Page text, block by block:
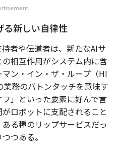
る新しい自律性
者や伝道者は、新たなAIサ
相互作用がシステム内に含
ン・イン・ザ・ループ（HI
務のバトンタッチを意味す
」といった要素に好んで言
ロボットに支配されること
る種のリップサービスだっ
つある。